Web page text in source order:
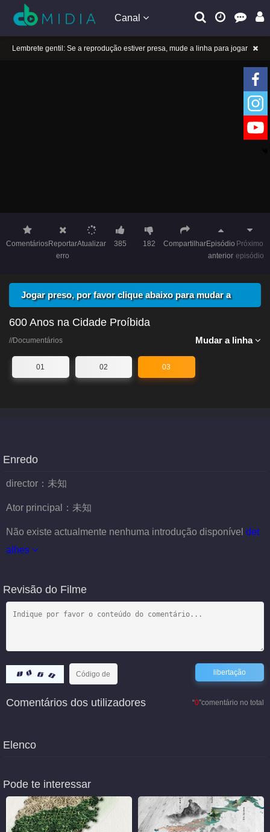
Canal
Lembrete gentil: Se a reprodução estiver presa, mude a linha para jogar
ComentáriosReportar
erro
Atualizar 385 182 CompartilharEpisódio
anterior
Próximo
episódio
Jogar preso, por favor clique abaixo para mudar a
linha
600 Anos na Cidade Proíbida
Mudar a linha
//Documentários
01 02 03
Enredo
director： 未知
Ator principal： 未知
Não existe actualmente nenhuma introdução disponível det
alhes
Revisão do Filme
“0”comentário no total
Comentários dos utilizadores
Elenco
Pode te interessar